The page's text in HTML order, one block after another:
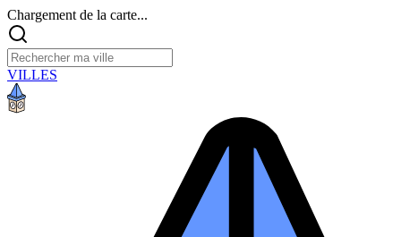
Chargement de la carte...
VILLES